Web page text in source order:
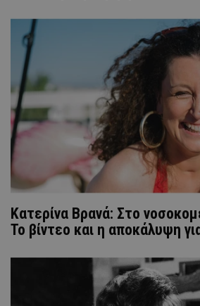
Κατερίνα Βρανά: Στο
Το βίντεο και η αποκάλυψη